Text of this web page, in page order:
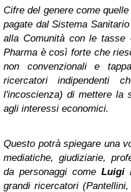
Cifre del genere come
pagate dal Sistema
alla Comunità con le
Pharma è così forte che
non convenzionali e
ricercatori indipendenti
l'incoscienza) di mettere la
agli interessi economici.
Questo potrà spiegare una
mediatiche, giudiziarie,
da personaggi come Luigi
grandi ricercatori